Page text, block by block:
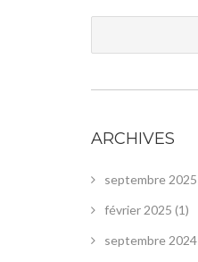
ARCHIVES
septembre 2025
février 2025 (1)
septembre 2024